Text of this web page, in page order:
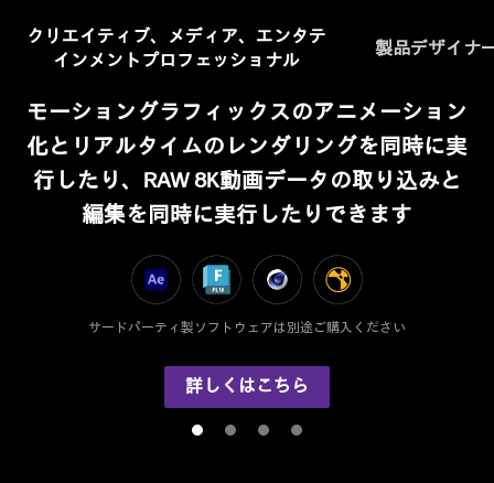
クリエイティブ、メディア、 エンタテ
インメントプロフェッショナル
製品デザイナ
モーショングラフィックスのアニメーション
化とリアルタイムのレンダリングを同時に実
行したり、RAW 8K動画データの取り込みと
編集を同時に実行したりできます
サードパーティ製ソフトウェアは別途ご購入ください
詳しくはこちら